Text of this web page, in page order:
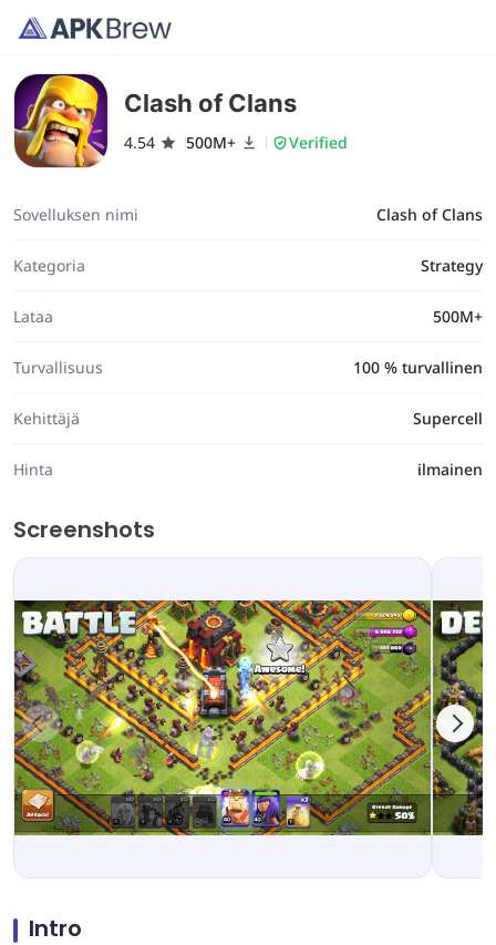
Clash of Clans
4.54 500M+ Verified
Sovelluksen nimi Clash of Clans
Kategoria Strategy
Lataa 500M+
Turvallisuus 100 % turvallinen
Kehittäjä Supercell
Hinta ilmainen
Screenshots
Intro